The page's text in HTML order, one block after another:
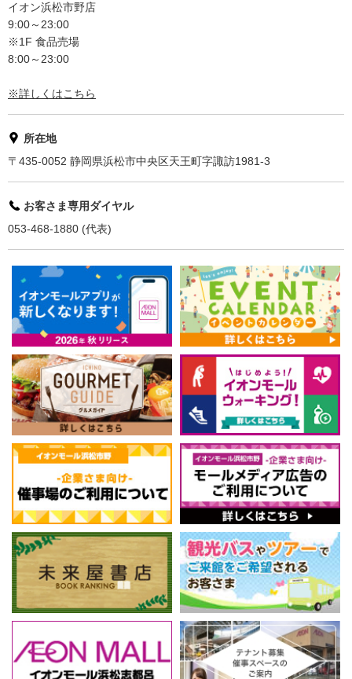
イオン浜松市野店
9:00～23:00
※1F 食品売場
8:00～23:00
※詳しくはこちら
所在地
〒435-0052 静岡県浜松市中央区天王町字諏訪1981-3
お客さま専用ダイヤル
053-468-1880 (代表)